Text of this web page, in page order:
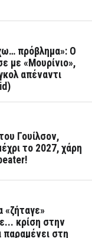
πρόβλημα»: Ο
με «Μουρίνιο»,
απέναντι
Γουίλσον,
το 2027, χάρη
«ζήταγε»
κρίση στην
στη